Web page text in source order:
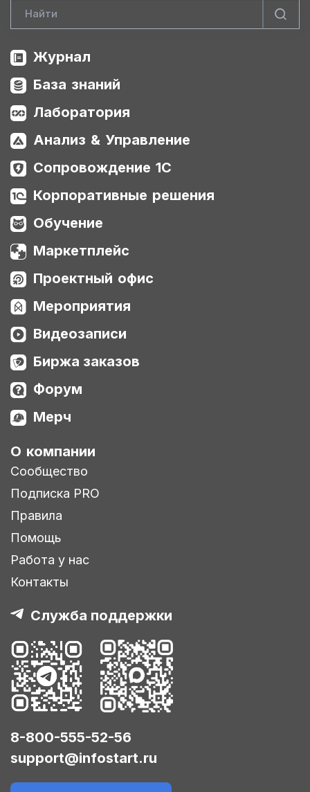
Журнал
База знаний
Лаборатория
Анализ & Управление
Сопровождение 1С
Корпоративные решения
Обучение
Маркетплейс
Проектный офис
Мероприятия
Видеозаписи
Биржа заказов
Форум
Мерч
О компании
Сообщество
Подписка PRO
Правила
Помощь
Работа у нас
Контакты
Служба поддержки
8-800-555-52-56
support@infostart.ru